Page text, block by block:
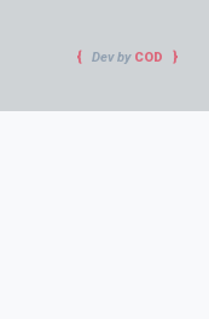
Dev by COD